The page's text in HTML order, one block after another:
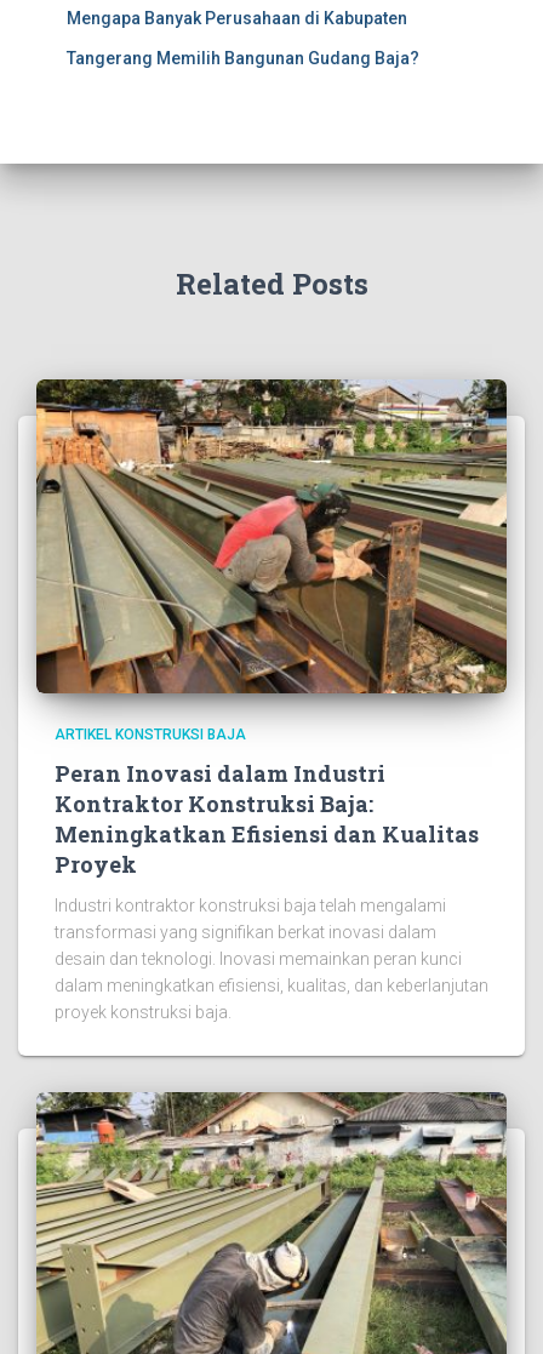
Mengapa Banyak Perusahaan di Kabupaten
Tangerang Memilih Bangunan Gudang Baja?
Related Posts
ARTIKEL KONSTRUKSI BAJA
Peran Inovasi dalam Industri
Kontraktor Konstruksi Baja:
Meningkatkan Efisiensi dan Kualitas
Proyek
Industri kontraktor konstruksi baja telah mengalami
transformasi yang signifikan berkat inovasi dalam
desain dan teknologi. Inovasi memainkan peran kunci
dalam meningkatkan efisiensi, kualitas, dan keberlanjutan
proyek konstruksi baja.